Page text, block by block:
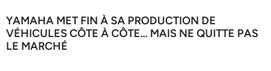
YAMAHA MET FIN À SA PRODUCTION DE
VÉHICULES CÔTE À CÔTE… MAIS NE QUITTE PAS
LE MARCHÉ